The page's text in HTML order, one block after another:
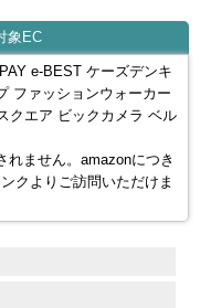
象EC
e-BEST ケーズデンキ
ファッションウォーカー
クエア ビックカメラ ベル
ません。amazonにつき
クよりご訪問いただけま